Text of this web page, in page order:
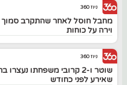
ניוז 360
מחבל חוסל לאחר שהתקרב סמוך
וירה על כוחות
ניוז 360
שוטר ו-2 קרובי משפחתו
שאירע לפני כחודש